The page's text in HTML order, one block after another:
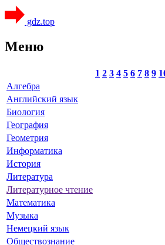
gdz.top
Меню
1 2 3 4 5 6 7 8 9
Алгебра
Английский язык
Биология
География
Геометрия
Информатика
История
Литература
Литературное чтение
Математика
Музыка
Немецкий язык
Обществознание